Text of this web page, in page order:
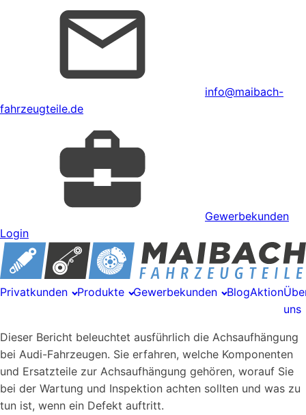
info@maibach-
fahrzeugteile.de
Gewerbekunden
Login
Privatkunden Produkte Gewerbekunden BlogAktion
uns
Dieser Bericht beleuchtet ausführlich die Achsaufhängung
bei Audi-Fahrzeugen. Sie erfahren, welche Komponenten
und Ersatzteile zur Achsaufhängung gehören, worauf Sie
bei der Wartung und Inspektion achten sollten und was zu
tun ist, wenn ein Defekt auftritt.